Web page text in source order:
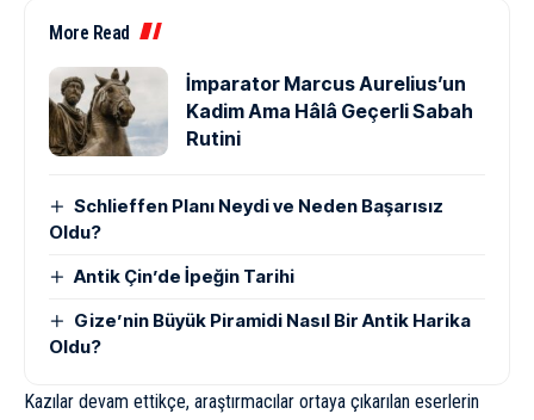
More Read
İmparator Marcus Aurelius’un
Kadim Ama Hâlâ Geçerli Sabah
Rutini
Schlieffen Planı Neydi ve Neden Başarısız
Oldu?
Antik Çin’de İpeğin Tarihi
Gize’nin Büyük Piramidi Nasıl Bir Antik Harika
Oldu?
Kazılar devam ettikçe, araştırmacılar ortaya çıkarılan eserlerin